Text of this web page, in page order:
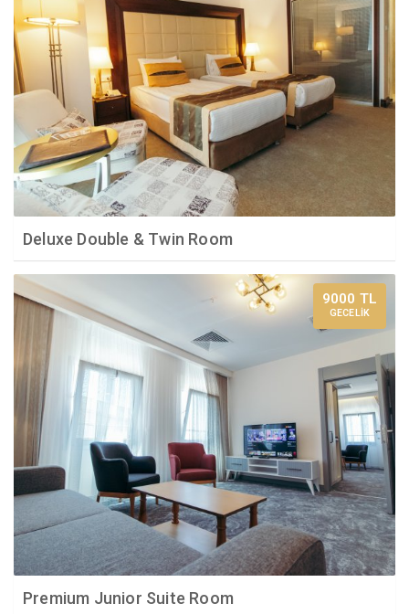
Deluxe Double & Twin Room
9000 TL
GECELİK
Premium Junior Suite Room